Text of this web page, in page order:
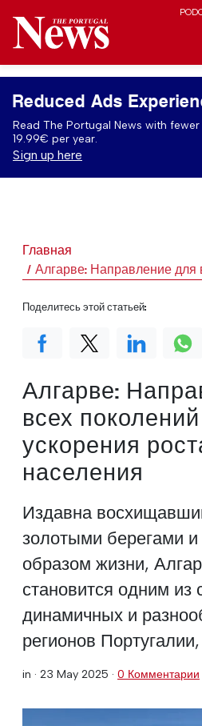
Reduced Ads
Read The Portugal News with
19.99€ per year.
Sign up here
Главная
Алгарве: Направление для
Алгарве:
всех
ускорения
населения
Издавна
золотыми берегами
образом жизни,
становится одним из
динамичных и
регионов
in · 23 May 2025 · 0 Комментарии
Поделитесь этой статьей: